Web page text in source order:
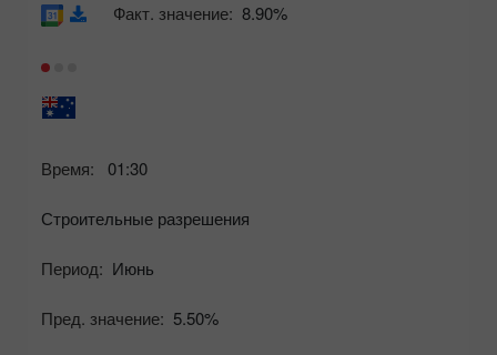
Время: 01:30
Строительные разрешения
Период: Июнь
Пред. значение: 5.50%
Факт. значение: 8.90%